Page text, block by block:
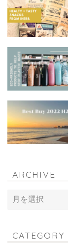
ARCHIVE
CATEGORY